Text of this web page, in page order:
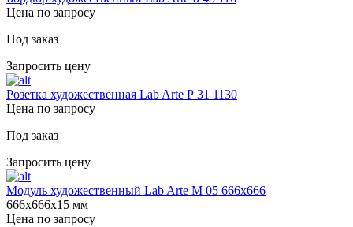
Цена по запросу
Под заказ
Запросить цену
Розетка художественная Lab Arte Р 31 1130
Цена по запросу
Под заказ
Запросить цену
Модуль художественный Lab Arte М 05 666х666
666х666х15 мм
Цена по запросу